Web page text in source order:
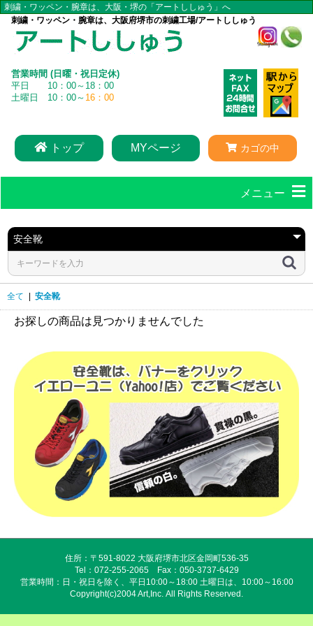
刺繍・ワッペン・腕章は、大阪・堺の「アートししゅう」へ
刺繍・ワッペン・腕章は、大阪府堺市の刺繍工場/アートししゅう
営業時間 (日曜・祝日定休)
平日 10：00～18：00
土曜日 10：00～ 16：00
トップ MYページ カゴの中
メニュー
全て 安全靴
お探しの商品は見つかりませんでした
住所：〒591-8022 大阪府堺市北区金岡町536-35
Tel：072-255-2065 Fax：050-3737-6429
営業時間：日・祝日を除く、平日10:00～18:00 土曜日は、10:00～16:00
Copyright(c)2004 Art,Inc. All Rights Reserved.